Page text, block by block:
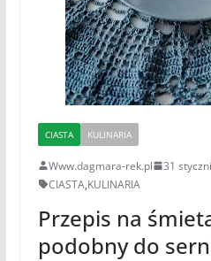
CIASTA KULINARIA
Www.dagmara-rek.pl 31
CIASTA,KULINARIA
Przepis na
podobny do